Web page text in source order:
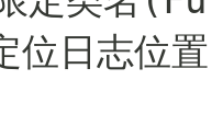
位日志位置